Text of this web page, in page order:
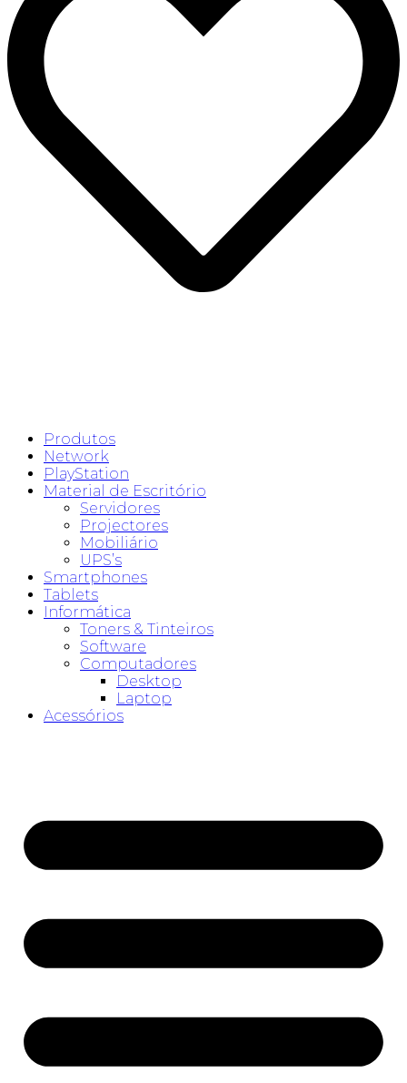
Produtos
Network
PlayStation
Material de Escritório
Servidores
Projectores
Mobiliário
UPS’s
Smartphones
Tablets
Informática
Toners & Tinteiros
Software
Computadores
Desktop
Laptop
Acessórios